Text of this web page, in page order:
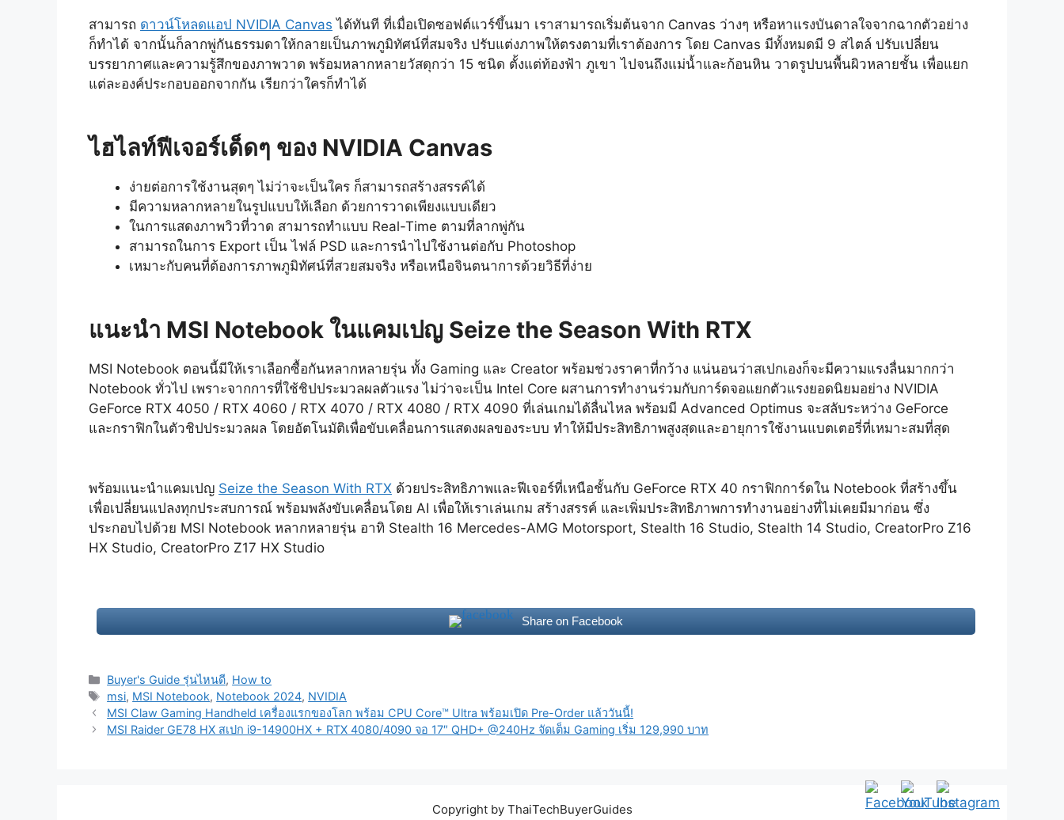
สามารถ ดาวน์โหลดแอป NVIDIA Canvas ได้ทันที ที่เมื่อเปิดซอฟต์แวร์ขึ้นมา เราสามารถเริ่มต้นจาก Canvas ว่างๆ หรือหาแรงบันดาลใจจากฉากตัวอย่าง
ก็ทำได้ จากนั้นก็ลากพู่กันธรรมดาให้กลายเป็นภาพภูมิทัศน์ที่สมจริง ปรับแต่งภาพให้ตรงตามที่เราต้องการ โดย Canvas มีทั้งหมดมี 9 สไตล์ ปรับเปลี่ยน
บรรยากาศและความรู้สึกของภาพวาด พร้อมหลากหลายวัสดุกว่า 15 ชนิด ตั้งแต่ท้องฟ้า ภูเขา ไปจนถึงแม่น้ำและก้อนหิน วาดรูปบนพื้นผิวหลายชั้น เพื่อแยก
แต่ละองค์ประกอบออกจากกัน เรียกว่าใครก็ทำได้
ไฮไลท์ฟีเจอร์เด็ดๆ ของ NVIDIA Canvas
ง่ายต่อการใช้งานสุดๆ ไม่ว่าจะเป็นใคร ก็สามารถสร้างสรรค์ได้
มีความหลากหลายในรูปแบบให้เลือก ด้วยการวาดเพียงแบบเดียว
ในการแสดงภาพวิวที่วาด สามารถทำแบบ Real-Time ตามที่ลากพู่กัน
สามารถในการ Export เป็น ไฟล์ PSD และการนำไปใช้งานต่อกับ Photoshop
เหมาะกับคนที่ต้องการภาพภูมิทัศน์ที่สวยสมจริง หรือเหนือจินตนาการด้วยวิธีที่ง่าย
แนะนำ MSI Notebook ในแคมเปญ Seize the Season With RTX
MSI Notebook ตอนนี้มีให้เราเลือกซื้อกันหลากหลายรุ่น ทั้ง Gaming และ Creator พร้อมช่วงราคาที่กว้าง แน่นอนว่าสเปกเองก็จะมีความแรงลื่นมากกว่า
Notebook ทั่วไป เพราะจากการที่ใช้ชิปประมวลผลตัวแรง ไม่ว่าจะเป็น Intel Core ผสานการทำงานร่วมกับการ์ดจอแยกตัวแรงยอดนิยมอย่าง NVIDIA
GeForce RTX 4050 / RTX 4060 / RTX 4070 / RTX 4080 / RTX 4090 ที่เล่นเกมได้ลื่นไหล พร้อมมี Advanced Optimus จะสลับระหว่าง GeForce
และกราฟิกในตัวชิปประมวลผล โดยอัตโนมัติเพื่อขับเคลื่อนการแสดงผลของระบบ ทำให้มีประสิทธิภาพสูงสุดและอายุการใช้งานแบตเตอรี่ที่เหมาะสมที่สุด
พร้อมแนะนำแคมเปญ Seize the Season With RTX ด้วยประสิทธิภาพและฟีเจอร์ที่เหนือชั้นกับ GeForce RTX 40 กราฟิกการ์ดใน Notebook ที่สร้างขึ้น
เพื่อเปลี่ยนแปลงทุกประสบการณ์ พร้อมพลังขับเคลื่อนโดย AI เพื่อให้เราเล่นเกม สร้างสรรค์ และเพิ่มประสิทธิภาพการทำงานอย่างที่ไม่เคยมีมาก่อน ซึ่ง
ประกอบไปด้วย MSI Notebook หลากหลายรุ่น อาทิ Stealth 16 Mercedes-AMG Motorsport, Stealth 16 Studio, Stealth 14 Studio, CreatorPro Z16
HX Studio, CreatorPro Z17 HX Studio
Share on Facebook
Categories
Buyer's Guide รุ่นไหนดี, How to
Tags
msi, MSI Notebook, Notebook 2024, NVIDIA
Post
navigation
MSI Claw Gaming Handheld เครื่องแรกของโลก พร้อม CPU Core™ Ultra พร้อมเปิด Pre-Order แล้ววันนี้!
MSI Raider GE78 HX สเปก i9-14900HX + RTX 4080/4090 จอ 17″ QHD+ @240Hz จัดเต็ม Gaming เริ่ม 129,990 บาท
Copyright by ThaiTechBuyerGuides